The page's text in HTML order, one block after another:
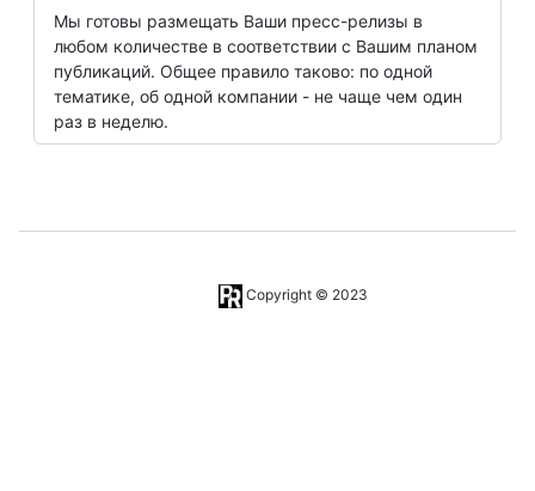
Мы готовы размещать Ваши пресс-релизы в
любом количестве в соответствии с Вашим планом
публикаций. Общее правило таково: по одной
тематике, об одной компании - не чаще чем один
раз в неделю.
Copyright © 2023